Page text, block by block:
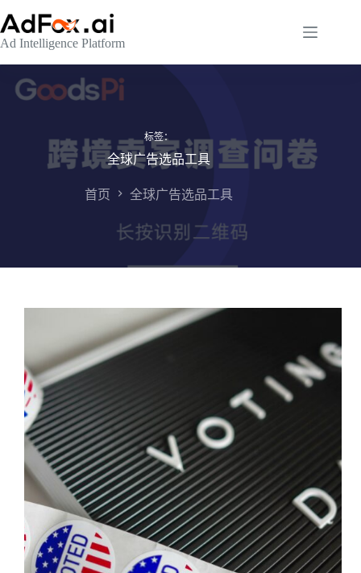
至
内
容
Ad Intelligence Platform
标签：
全球广告选品工具
首页 全球广告选品工具